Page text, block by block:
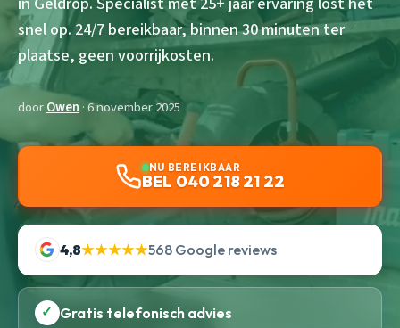
snel op. 24/7 bereikbaar, binnen 30 minuten ter
plaatse, geen voorrijkosten.
doorOwen · 6 november 2025
NU BEREIKBAAR
BEL 040 218 21 22
4,8★★★★★568 Google reviews
✓ Gratis telefonisch advies